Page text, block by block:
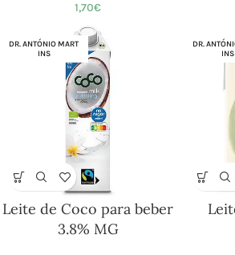
1,70€
DR. ANTÓNIO MART
INS
Leite de Coco para beber
3.8% MG
DR.
INS